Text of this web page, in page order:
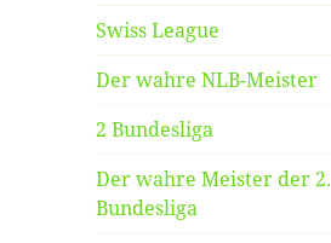
Swiss League
Der wahre NLB-Meister
2 Bundesliga
Der wahre Meister der 2.
Bundesliga